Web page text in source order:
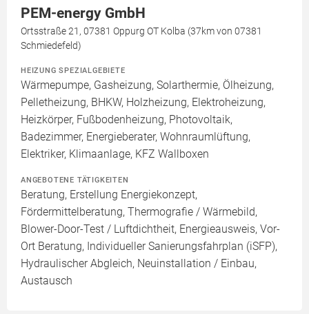
PEM-energy GmbH
Ortsstraße 21, 07381 Oppurg OT Kolba (37km von 07381
Schmiedefeld)
HEIZUNG SPEZIALGEBIETE
Wärmepumpe, Gasheizung, Solarthermie, Ölheizung,
Pelletheizung, BHKW, Holzheizung, Elektroheizung,
Heizkörper, Fußbodenheizung, Photovoltaik,
Badezimmer, Energieberater, Wohnraumlüftung,
Elektriker, Klimaanlage, KFZ Wallboxen
ANGEBOTENE TÄTIGKEITEN
Beratung, Erstellung Energiekonzept,
Fördermittelberatung, Thermografie / Wärmebild,
Blower-Door-Test / Luftdichtheit, Energieausweis, Vor-
Ort Beratung, Individueller Sanierungsfahrplan (iSFP),
Hydraulischer Abgleich, Neuinstallation / Einbau,
Austausch